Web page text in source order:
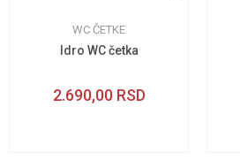
WC ČETKE
Idro WC četka
2.690,00 RSD